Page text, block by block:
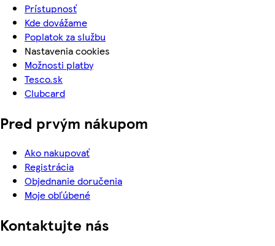
Prístupnosť
Kde dovážame
Poplatok za službu
Nastavenia cookies
Možnosti platby
Tesco.sk
Clubcard
Pred prvým nákupom
Ako nakupovať
Registrácia
Objednanie doručenia
Moje obľúbené
Kontaktujte nás